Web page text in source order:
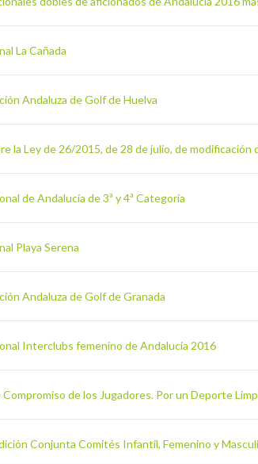
La Cañada
Andaluza de Golf de Huelva
la Ley de 26/2015, de 28 de julio, de
de Andalucía de 3ª y 4ª Categoría
Playa Serena
Andaluza de Golf de Granada
Interclubs femenino de Andalucía 2016
de los Jugadores. Por un Deporte
Conjunta Comités Infantil, Femenino y